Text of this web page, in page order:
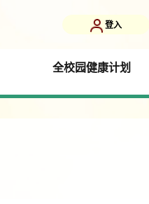
登入
全校园健康计划